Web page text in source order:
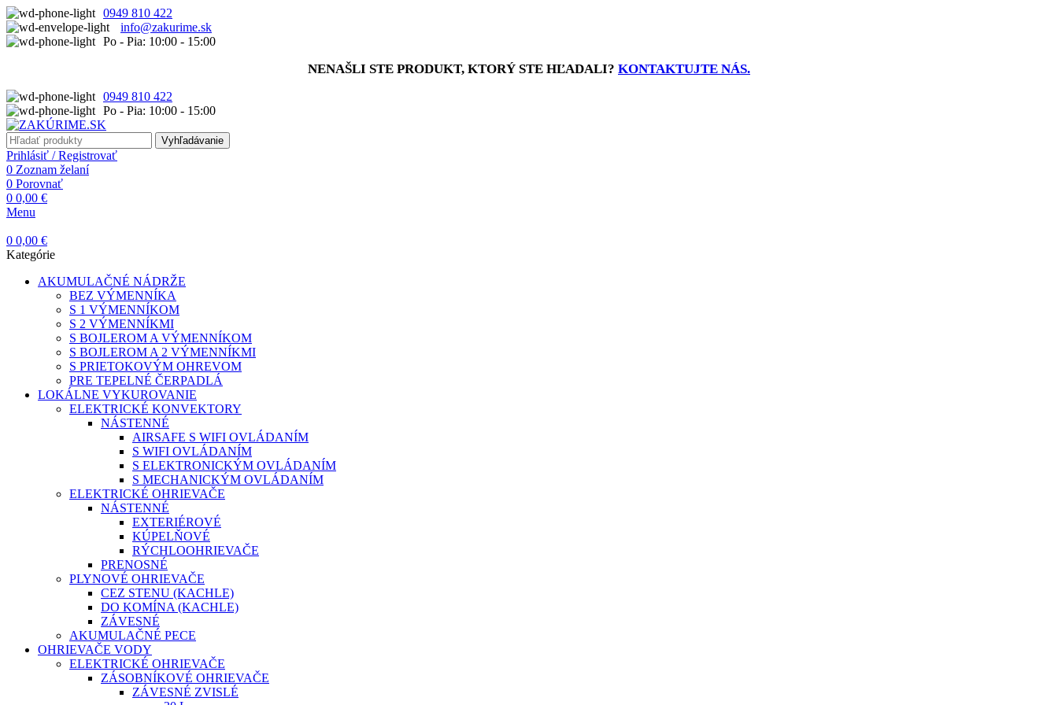
0949 810 422
info@zakurime.sk
Po - Pia: 10:00 - 15:00
NENAŠLI STE PRODUKT, KTORÝ STE HĽADALI? KONTAKTUJTE NÁS.
0949 810 422
Po - Pia: 10:00 - 15:00
Vyhľadávanie
Prihlásiť / Registrovať
0 Zoznam želaní
0 Porovnať
0 0,00 €
Menu
0 0,00 €
Kategórie
AKUMULAČNÉ NÁDRŽE
BEZ VÝMENNÍKA
S 1 VÝMENNÍKOM
S 2 VÝMENNÍKMI
S BOJLEROM A VÝMENNÍKOM
S BOJLEROM A 2 VÝMENNÍKMI
S PRIETOKOVÝM OHREVOM
PRE TEPELNÉ ČERPADLÁ
LOKÁLNE VYKUROVANIE
ELEKTRICKÉ KONVEKTORY
NÁSTENNÉ
AIRSAFE S WIFI OVLÁDANÍM
S WIFI OVLÁDANÍM
S ELEKTRONICKÝM OVLÁDANÍM
S MECHANICKÝM OVLÁDANÍM
ELEKTRICKÉ OHRIEVAČE
NÁSTENNÉ
EXTERIÉROVÉ
KÚPELŇOVÉ
RÝCHLOOHRIEVAČE
PRENOSNÉ
PLYNOVÉ OHRIEVAČE
CEZ STENU (KACHLE)
DO KOMÍNA (KACHLE)
ZÁVESNÉ
AKUMULAČNÉ PECE
OHRIEVAČE VODY
ELEKTRICKÉ OHRIEVAČE
ZÁSOBNÍKOVÉ OHRIEVAČE
ZÁVESNÉ ZVISLÉ